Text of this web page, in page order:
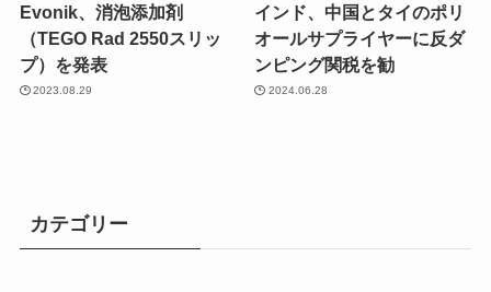
Evonik、消泡添加剤
（TEGO Rad 2550スリッ
プ）を発表
2023.08.29
インド、中国とタイのポリ
オールサプライヤーに反ダ
ンピング関税を勧
2024.06.28
カテゴリー